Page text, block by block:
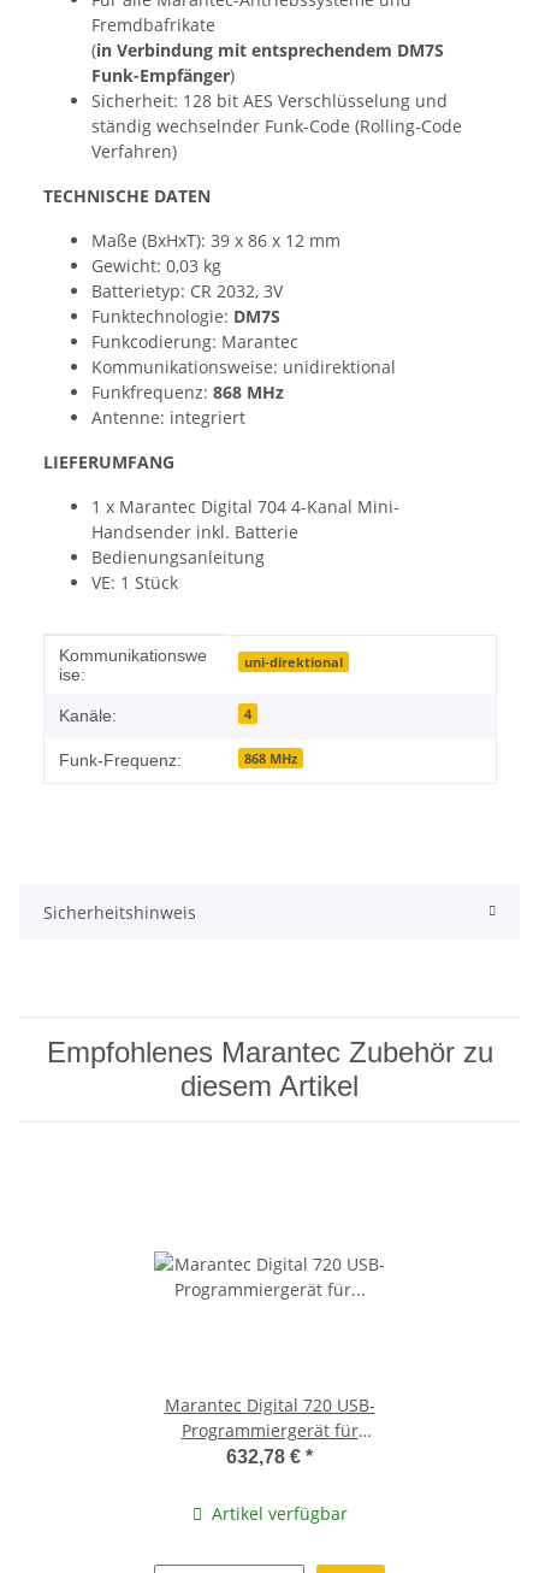
Fremdbafrikate
(in Verbindung mit entsprechendem DM7S
Funk-Empfänger)
Sicherheit: 128 bit AES Verschlüsselung und
ständig wechselnder Funk-Code (Rolling-Code
Verfahren)
TECHNISCHE DATEN
Maße (BxHxT): 39 x 86 x 12 mm
Gewicht: 0,03 kg
Batterietyp: CR 2032, 3V
Funktechnologie: DM7S
Funkcodierung: Marantec
Kommunikationsweise: unidirektional
Funkfrequenz: 868 MHz
Antenne: integriert
LIEFERUMFANG
1 x Marantec Digital 704 4-Kanal Mini-
Handsender inkl. Batterie
Bedienungsanleitung
VE: 1 Stück
Produkteigenschaft
Wert
Kommunikationswe
ise:
uni-direktional
Kanäle: 4
Funk-Frequenz: 868 MHz
Sicherheitshinweis
Empfohlenes Marantec Zubehör zu
diesem Artikel
Marantec Digital 720 USB-
Programmiergerät für
DM7S-Sender und -
632,78 € *
Artikel verfügbar